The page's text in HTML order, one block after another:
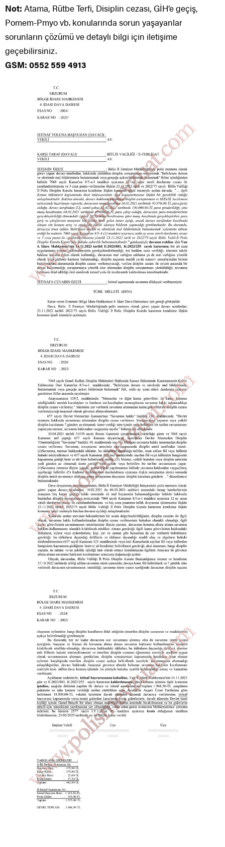
Not: Atama, Rütbe Terfi, Disiplin cezası, GİH’e geçiş,
Pomem-Pmyo vb. konularında sorun yaşayanlar
sorunların çözümü ve detaylı bilgi için iletişime
geçebilirsiniz.
GSM: 0552 559 4913